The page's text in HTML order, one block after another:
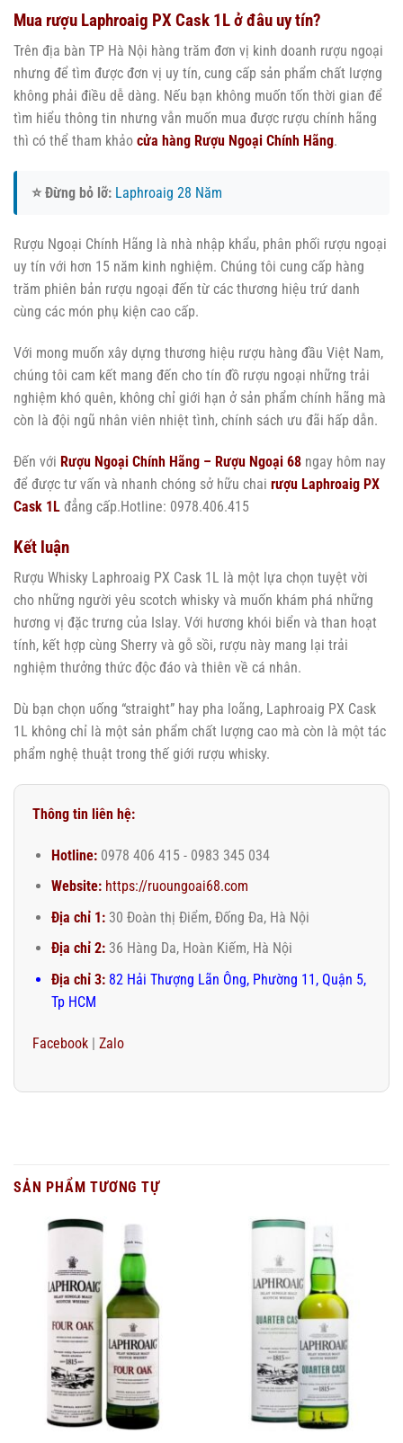
Mua rượu Laphroaig PX Cask 1L ở đâu uy tín?
Trên địa bàn TP Hà Nội hàng trăm đơn vị kinh doanh rượu ngoại
nhưng để tìm được đơn vị uy tín, cung cấp sản phẩm chất lượng
không phải điều dễ dàng. Nếu bạn không muốn tốn thời gian để
tìm hiểu thông tin nhưng vẫn muốn mua được rượu chính hãng
thì có thể tham khảo cửa hàng Rượu Ngoại Chính Hãng.
⭐ Đừng bỏ lỡ: Laphroaig 28 Năm
Rượu Ngoại Chính Hãng là nhà nhập khẩu, phân phối rượu ngoại
uy tín với hơn 15 năm kinh nghiệm. Chúng tôi cung cấp hàng
trăm phiên bản rượu ngoại đến từ các thương hiệu trứ danh
cùng các món phụ kiện cao cấp.
Với mong muốn xây dựng thương hiệu rượu hàng đầu Việt Nam,
chúng tôi cam kết mang đến cho tín đồ rượu ngoại những trải
nghiệm khó quên, không chỉ giới hạn ở sản phẩm chính hãng mà
còn là đội ngũ nhân viên nhiệt tình, chính sách ưu đãi hấp dẫn.
Đến với Rượu Ngoại Chính Hãng – Rượu Ngoại 68 ngay hôm nay
để được tư vấn và nhanh chóng sở hữu chai rượu Laphroaig PX
Cask 1L đẳng cấp.Hotline: 0978.406.415
Kết luận
Rượu Whisky Laphroaig PX Cask 1L là một lựa chọn tuyệt vời
cho những người yêu scotch whisky và muốn khám phá những
hương vị đặc trưng của Islay. Với hương khói biển và than hoạt
tính, kết hợp cùng Sherry và gỗ sồi, rượu này mang lại trải
nghiệm thưởng thức độc đáo và thiên về cá nhân.
Dù bạn chọn uống “straight” hay pha loãng, Laphroaig PX Cask
1L không chỉ là một sản phẩm chất lượng cao mà còn là một tác
phẩm nghệ thuật trong thế giới rượu whisky.
Thông tin liên hệ:
Hotline:0978 406 415 - 0983 345 034
Website: https://ruoungoai68.com
Địa chỉ 1:30 Đoàn thị Điểm, Đống Đa, Hà Nội
Địa chỉ 2:36 Hàng Da, Hoàn Kiếm, Hà Nội
Địa chỉ 3:82 Hải Thượng Lãn Ông, Phường 11, Quận 5,
Tp HCM
Facebook | Zalo
SẢN PHẨM TƯƠNG TỰ